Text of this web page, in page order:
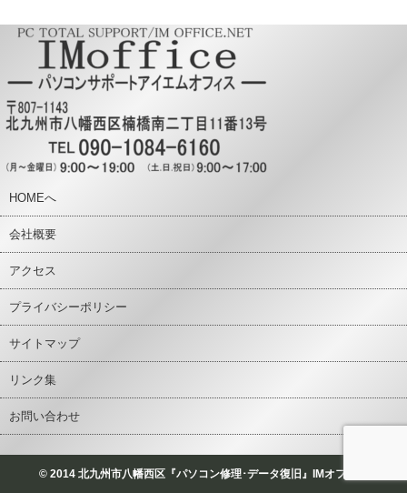
HOMEへ
会社概要
アクセス
プライバシーポリシー
サイトマップ
リンク集
お問い合わせ
© 2014 北九州市八幡西区『パソコン修理･データ復旧』IMオフィス